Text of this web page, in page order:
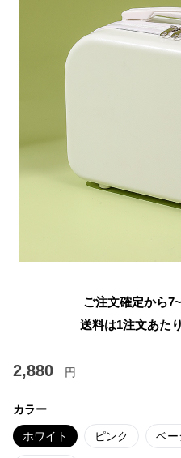
ご注文確定から
送料は1注文あたり
2,880 円
カラー
ホワイト ピンク ベー